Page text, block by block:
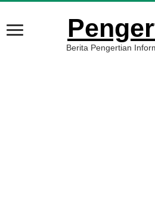
Berita Pengertian